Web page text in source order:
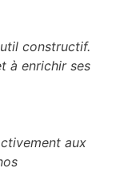
constructif.
à enrichir ses
aux